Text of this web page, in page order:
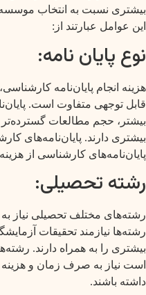
بیشتری نسبت به انتخاب موسسه
این عوامل عبارتند از:
نوع پایان نامه:
هزینه انجام پایان‌نامه
قابل توجهی متفاوت است.
بیشتر، حجم مطالعات گسترده‌تر
بیشتری دارند. پایان‌نامه‌های
پایان‌نامه‌های کارشناسی از هزینه
رشته تحصیلی:
رشته‌های مختلف تحصیلی نیاز
رشته‌ها نیازمند تحقیقات
بیشتری را به همراه دارند.
است نیاز به صرف زمان و
داشته باشند.